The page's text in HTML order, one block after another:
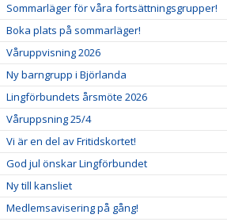
Sommarläger för våra fortsättningsgrupper!
Boka plats på sommarläger!
Våruppvisning 2026
Ny barngrupp i Björlanda
Lingförbundets årsmöte 2026
Våruppsning 25/4
Vi är en del av Fritidskortet!
God jul önskar Lingförbundet
Ny till kansliet
Medlemsavisering på gång!